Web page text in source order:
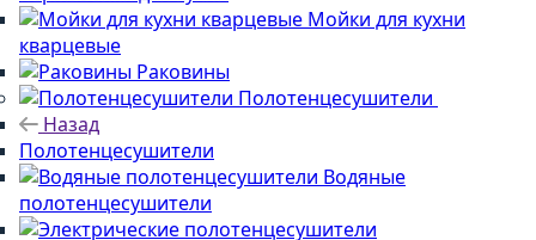
Мойки для кухни
кварцевые
Раковины
Полотенцесушители
Назад
Полотенцесушители
Водяные
полотенцесушители